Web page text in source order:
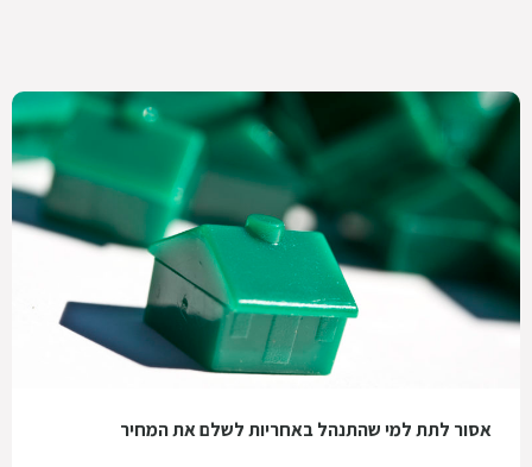
אסור לתת למי שהתנהל באחריות לשלם את המחיר